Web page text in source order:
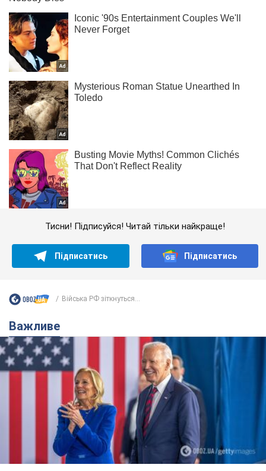
Тисни! Підписуйся! Читай тільки найкраще!
Підписатись Підписатись
Війська РФ зіткнуться...
Важливе